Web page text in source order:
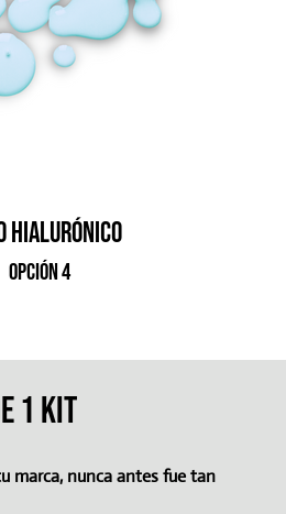
hialurónico
opción 4
1 KIT
marca, nunca antes fue tan